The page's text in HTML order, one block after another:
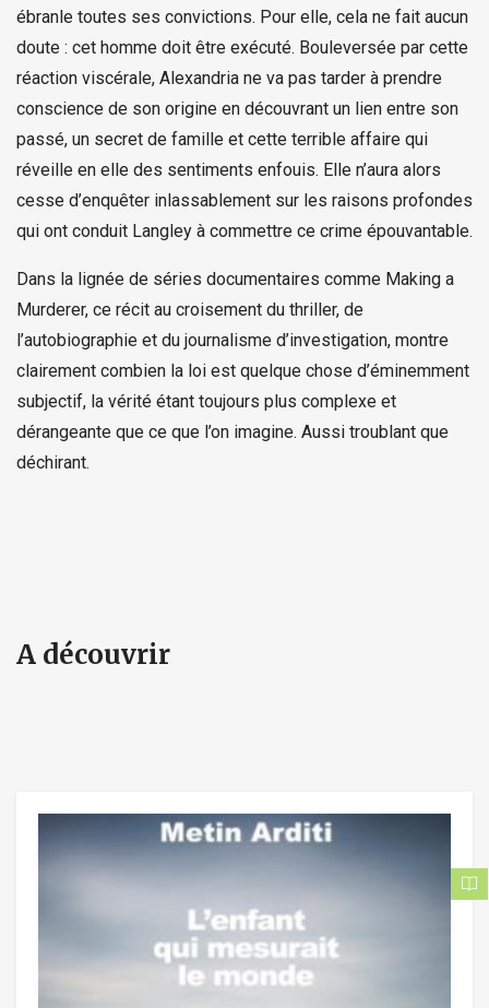
ébranle toutes ses convictions. Pour elle, cela ne fait aucun
doute : cet homme doit être exécuté. Bouleversée par cette
réaction viscérale, Alexandria ne va pas tarder à prendre
conscience de son origine en découvrant un lien entre son
passé, un secret de famille et cette terrible affaire qui
réveille en elle des sentiments enfouis. Elle n’aura alors
cesse d’enquêter inlassablement sur les raisons profondes
qui ont conduit Langley à commettre ce crime épouvantable.
Dans la lignée de séries documentaires comme Making a
Murderer, ce récit au croisement du thriller, de
l’autobiographie et du journalisme d’investigation, montre
clairement combien la loi est quelque chose d’éminemment
subjectif, la vérité étant toujours plus complexe et
dérangeante que ce que l’on imagine. Aussi troublant que
déchirant.
A découvrir